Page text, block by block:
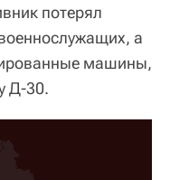
потерял
а
машины,
Д-30.